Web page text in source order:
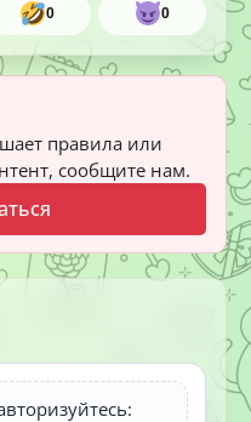
0 0
правила или
сообщите нам.